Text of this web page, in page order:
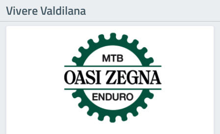
Vivere Valdilana